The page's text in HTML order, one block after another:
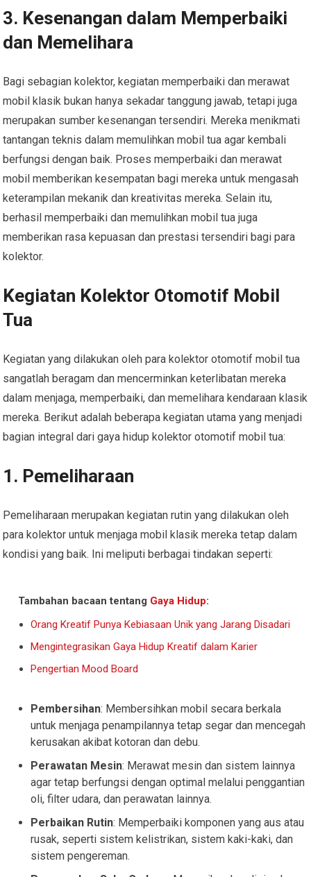
3. Kesenangan dalam Memperbaiki
dan Memelihara
Bagi sebagian kolektor, kegiatan memperbaiki dan merawat
mobil klasik bukan hanya sekadar tanggung jawab, tetapi juga
merupakan sumber kesenangan tersendiri. Mereka menikmati
tantangan teknis dalam memulihkan mobil tua agar kembali
berfungsi dengan baik. Proses memperbaiki dan merawat
mobil memberikan kesempatan bagi mereka untuk mengasah
keterampilan mekanik dan kreativitas mereka. Selain itu,
berhasil memperbaiki dan memulihkan mobil tua juga
memberikan rasa kepuasan dan prestasi tersendiri bagi para
kolektor.
Kegiatan Kolektor Otomotif Mobil
Tua
Kegiatan yang dilakukan oleh para kolektor otomotif mobil tua
sangatlah beragam dan mencerminkan keterlibatan mereka
dalam menjaga, memperbaiki, dan memelihara kendaraan klasik
mereka. Berikut adalah beberapa kegiatan utama yang menjadi
bagian integral dari gaya hidup kolektor otomotif mobil tua:
1. Pemeliharaan
Pemeliharaan merupakan kegiatan rutin yang dilakukan oleh
para kolektor untuk menjaga mobil klasik mereka tetap dalam
kondisi yang baik. Ini meliputi berbagai tindakan seperti:
Tambahan bacaan tentang Gaya Hidup:
Orang Kreatif Punya Kebiasaan Unik yang Jarang Disadari
Mengintegrasikan Gaya Hidup Kreatif dalam Karier
Pengertian Mood Board
Pembersihan: Membersihkan mobil secara berkala
untuk menjaga penampilannya tetap segar dan mencegah
kerusakan akibat kotoran dan debu.
Perawatan Mesin: Merawat mesin dan sistem lainnya
agar tetap berfungsi dengan optimal melalui penggantian
oli, filter udara, dan perawatan lainnya.
Perbaikan Rutin: Memperbaiki komponen yang aus atau
rusak, seperti sistem kelistrikan, sistem kaki-kaki, dan
sistem pengereman.